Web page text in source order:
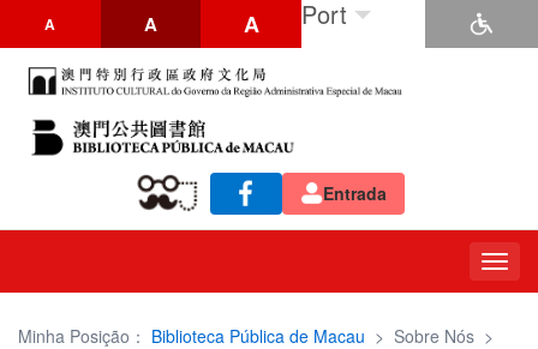
A A A Port
Entrada
Minha Posição： Biblioteca Pública de Macau > Sobre Nós >